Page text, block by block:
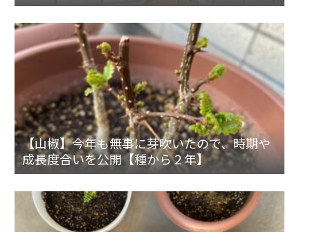
【山椒】今年も無事に芽吹いたので、時期や
成長度合いを公開【種から２年】